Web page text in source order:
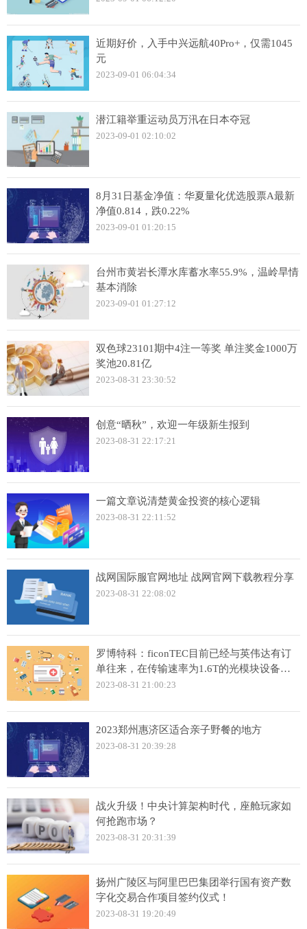
近期好价，入手中兴远航40Pro+，仅需1045
元
2023-09-01 06:04:34
潜江籍举重运动员万汛在日本夺冠
2023-09-01 02:10:02
8月31日基金净值：华夏量化优选股票A最新
净值0.814，跌0.22%
2023-09-01 01:20:15
台州市黄岩长潭水库蓄水率55.9%，温岭旱情
基本消除
2023-09-01 01:27:12
双色球23101期中4注一等奖 单注奖金1000万
奖池20.81亿
2023-08-31 23:30:52
创意“晒秋”，欢迎一年级新生报到
2023-08-31 22:17:21
一篇文章说清楚黄金投资的核心逻辑
2023-08-31 22:11:52
战网国际服官网地址 战网官网下载教程分享
2023-08-31 22:08:02
罗博特科：ficonTEC目前已经与英伟达有订
单往来，在传输速率为1.6T的光模块设备方
面有技术储备
2023-08-31 21:00:23
2023郑州惠济区适合亲子野餐的地方
2023-08-31 20:39:28
战火升级！中央计算架构时代，座舱玩家如
何抢跑市场？
2023-08-31 20:31:39
扬州广陵区与阿里巴巴集团举行国有资产数
字化交易合作项目签约仪式！
2023-08-31 19:20:49